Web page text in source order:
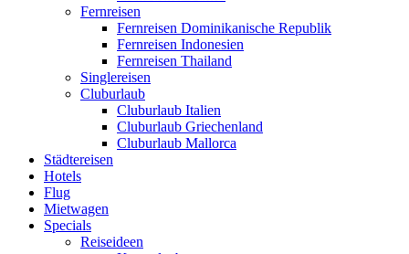
Fernreisen
Fernreisen Dominikanische Republik
Fernreisen Indonesien
Fernreisen Thailand
Singlereisen
Cluburlaub
Cluburlaub Italien
Cluburlaub Griechenland
Cluburlaub Mallorca
Städtereisen
Hotels
Flug
Mietwagen
Specials
Reiseideen